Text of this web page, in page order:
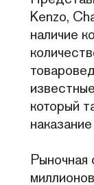
Kenzo,
наличие
который
Рыночная